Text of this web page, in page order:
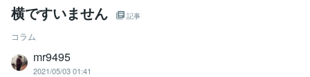
横ですいません 記事
コラム
mr9495
2021/05/03 01:41